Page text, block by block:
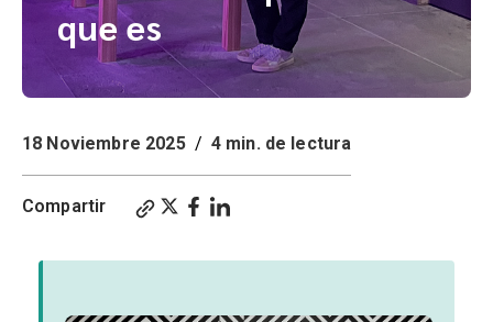
que es
18 Noviembre 2025 / 4 min. de lectura
Compartir